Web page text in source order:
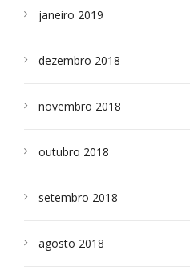
janeiro 2019
dezembro 2018
novembro 2018
outubro 2018
setembro 2018
agosto 2018